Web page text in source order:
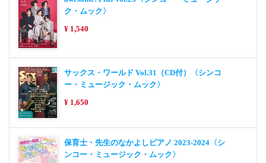
ク・ムック〉
¥ 1,540
サックス・ワールド Vol.31（CD付）〈シンコ
ー・ミュージック・ムック〉
¥ 1,650
保育士・先生のなかよしピアノ 2023-2024〈シ
ンコー・ミュージック・ムック〉